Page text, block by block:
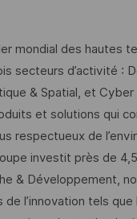
mondial des hautes
secteurs d’activité :
& Spatial, et Cyber
et solutions qui
respectueux de
investit près de 4,5
& Développement,
l’innovation tels que